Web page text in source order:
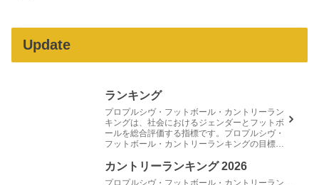
Update
ランキング
プロプルシヴ・フットボール・カントリーラン
キングは、社会におけるジェンダーとフットボ
ールを総合評価する指標です。プロプルシヴ・
フットボール・カントリーランキングの目標
カントリーランキング 2026